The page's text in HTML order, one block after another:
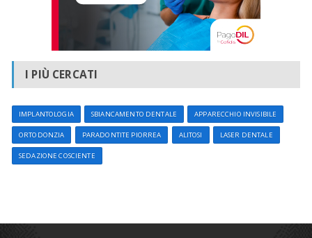
I PIÙ CERCATI
IMPLANTOLOGIA SBIANCAMENTO DENTALE APPARECCHIO INVISIBILE
ORTODONZIA PARADONTITE PIORREA ALITOSI LASER DENTALE
SEDAZIONE COSCIENTE